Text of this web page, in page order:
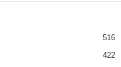
516
422